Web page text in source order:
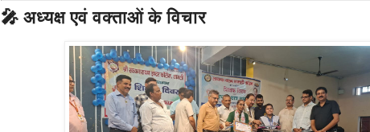
🎤 अध्यक्ष एवं वक्ताओं के विचार